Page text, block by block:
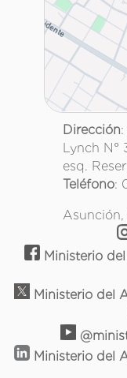
Dirección
Lynch N°
esq.
Teléfono:
Asunción,
Ministerio del
Ministerio del
Ministerio del